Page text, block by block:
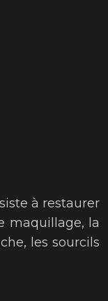
à restaurer
maquillage, la
les sourcils